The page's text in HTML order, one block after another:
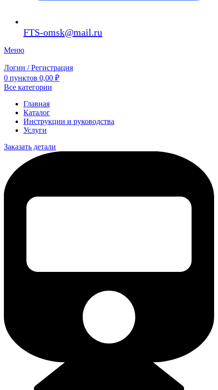
FTS-omsk@mail.ru
Меню
Логин / Регистрация
0 пунктов 0,00 ₽
Все категории
Главная
Каталог
Инструкции и руководства
Услуги
Заказать детали